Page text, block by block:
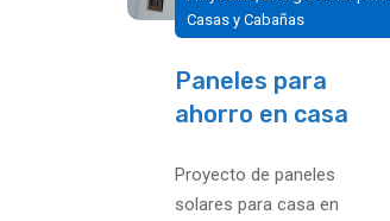
Casas y Cabañas
Paneles para
ahorro en casa
Proyecto de paneles
solares para casa en